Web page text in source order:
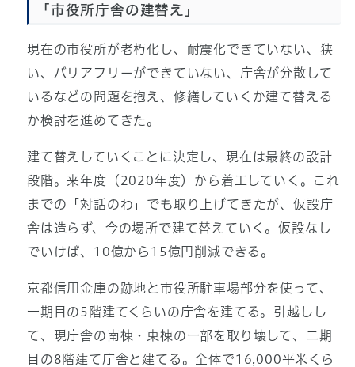
「市役所庁舎の建替え」
現在の市役所が老朽化し、耐震化できていない、狭
い、バリアフリーができていない、庁舎が分散して
いるなどの問題を抱え、修繕していくか建て替える
か検討を進めてきた。
建て替えしていくことに決定し、現在は最終の設計
段階。来年度（2020年度）から着工していく。これ
までの「対話のわ」でも取り上げてきたが、仮設庁
舎は造らず、今の場所で建て替えていく。仮設なし
でいけば、10億から15億円削減できる。
京都信用金庫の跡地と市役所駐車場部分を使って、
一期目の5階建てくらいの庁舎を建てる。引越しし
て、現庁舎の南棟・東棟の一部を取り壊して、二期
目の8階建て庁舎と建てる。全体で16,000平米くら